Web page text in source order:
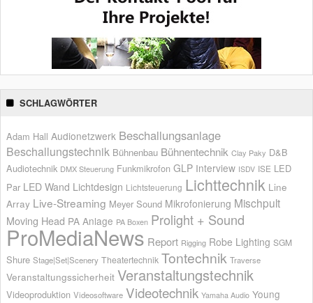
SCHLAGWÖRTER
Adam Hall Audionetzwerk Beschallungsanlage
Beschallungstechnik Bühnenbau Bühnentechnik Clay Paky D&B
Audiotechnik DMX Steuerung Funkmikrofon GLP Interview ISDV ISE LED
Par LED Wand Lichtdesign Lichtsteuerung Lichttechnik Line
Array Live-Streaming Meyer Sound Mikrofonierung Mischpult
Moving Head PA Anlage PA Boxen Prolight + Sound
ProMediaNews Report Rigging Robe Lighting SGM
Shure Stage|Set|Scenery Theatertechnik Tontechnik Traverse
Veranstaltungssicherheit Veranstaltungstechnik
Videoproduktion Videosoftware Videotechnik Yamaha Audio Young